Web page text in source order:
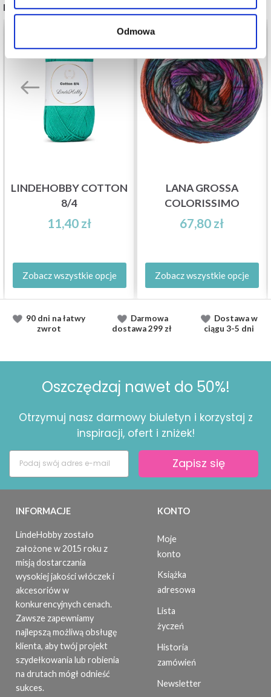
Odmowa
POLECANE DLA CIEBIE
LINDEHOBBY COTTON
8/4
11,40 zł
Zobacz wszystkie opcje
LANA GROSSA
COLORISSIMO
67,80 zł
Zobacz wszystkie opcje
90 dni na łatwy
zwrot
Darmowa
dostawa299 zł
Dostawaw
ciągu 3-5 dni
Oszczędzaj nawet do 50%!
Otrzymuj nasz darmowy biuletyn i korzystaj z
inspiracji, ofert i zniżek!
Zapisz się
INFORMACJE
LindeHobby zostało
założone w 2015 roku z
misją dostarczania
wysokiej jakości włóczek i
akcesoriów w
konkurencyjnych cenach.
Zawsze zapewniamy
najlepszą możliwą obsługę
klienta, aby twój projekt
szydełkowania lub robienia
na drutach mógł odnieść
sukces.
KONTO
Moje
konto
Książka
adresowa
Lista
życzeń
Historia
zamówień
Newsletter